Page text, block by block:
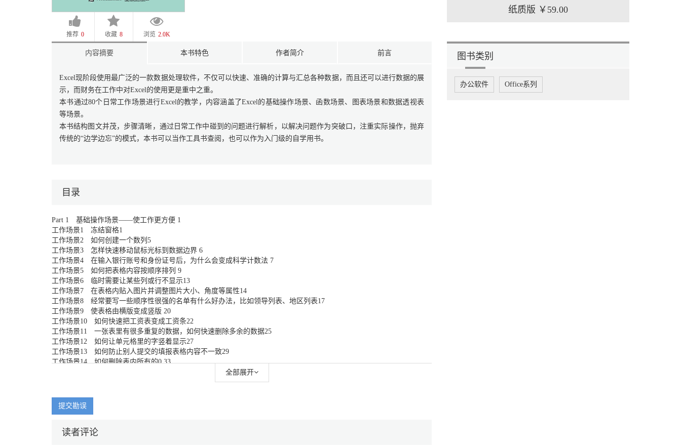
推荐 0 收藏 8 浏览 2.0K
纸质版 ￥59.00
内容摘要 本书特色 作者简介 前言
Excel现阶段使用最广泛的一款数据处理软件，不仅可以快速、准确的计算与汇总各种数据，而且还可以进行数据的展
示，而财务在工作中对Excel的使用更是重中之重。
本书通过80个日常工作场景进行Excel的教学，内容涵盖了Excel的基础操作场景、函数场景、图表场景和数据透视表
等场景。
本书结构图文并茂，步骤清晰，通过日常工作中碰到的问题进行解析，以解决问题作为突破口，注重实际操作，抛弃
传统的“边学边忘”的模式，本书可以当作工具书查阅，也可以作为入门级的自学用书。
目录
Part 1 基础操作场景——使工作更方便 1
工作场景1 冻结窗格1
工作场景2 如何创建一个数列5
工作场景3 怎样快速移动鼠标光标到数据边界 6
工作场景4 在输入银行账号和身份证号后，为什么会变成科学计数法 7
工作场景5 如何把表格内容按顺序排列 9
工作场景6 临时需要让某些列或行不显示13
工作场景7 在表格内贴入图片并调整图片大小、角度等属性14
工作场景8 经常要写一些顺序性很强的名单有什么好办法，比如领导列表、地区列表17
工作场景9 使表格由横版变成竖版 20
工作场景10 如何快速把工资表变成工资条22
工作场景11 一张表里有很多重复的数据，如何快速删除多余的数据25
工作场景12 如何让单元格里的字竖着显示27
工作场景13 如何防止别人提交的填报表格内容不一致29
工作场景14 如何删除表内所有的0 33
工作场景16 如何在所有部门里将没有达标的部门突出显示 43
工作场景18 打印时使每页都有标题行48
工作场景21 如何把列表变为合并单元格 56
全部展开
提交勘误
读者评论
图书类别
办公软件 Office系列